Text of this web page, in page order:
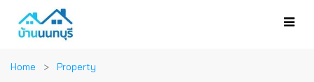
Home Property